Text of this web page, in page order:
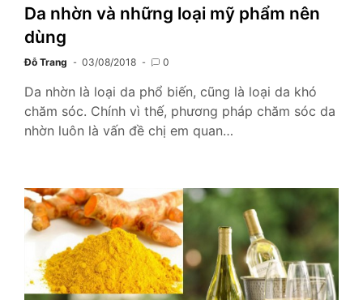
Da nhờn và những loại mỹ phẩm nên
dùng
Đỗ Trang 03/08/2018 0
Da nhờn là loại da phổ biến, cũng là loại da khó
chăm sóc. Chính vì thế, phương pháp chăm sóc da
nhờn luôn là vấn đề chị em quan…